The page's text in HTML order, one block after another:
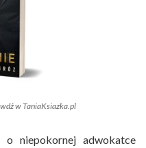
w TaniaKsiazka.pl
niepokornej adwokatce